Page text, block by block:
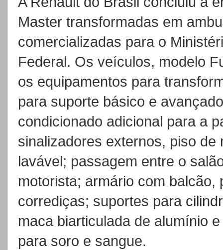
Master transformadas em
comercializadas para o
Federal. Os veículos, modelo
os equipamentos para
para suporte básico e
condicionado adicional para a
sinalizadores externos, piso de
lavável; passagem entre o
motorista; armário com
corrediças; suportes para
maca biarticulada de alumínio
para soro e sangue.